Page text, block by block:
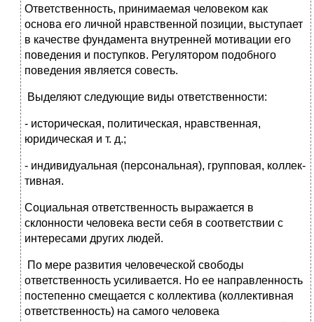
Ответственность, принимаемая человеком как
основа его личной нравственной позиции, выступает
в качестве фун­дамента внутренней мотивации его
поведения и поступков. Регулятором подобного
поведения является совесть.
Выделяют следующие виды ответственности:
- историческая, политическая, нравственная,
юридичес­кая и т. д.;
- индивидуальная (персональная), групповая, коллек­
тивная.
Социальная ответственность выражается в
склоннос­ти человека вести себя в соответствии с
интересами дру­гих людей.
По мере развития человеческой свободы
ответственность усиливается. Но ее направленность
постепенно смещается с коллектива (коллективная
ответственность) на самого челове­ка